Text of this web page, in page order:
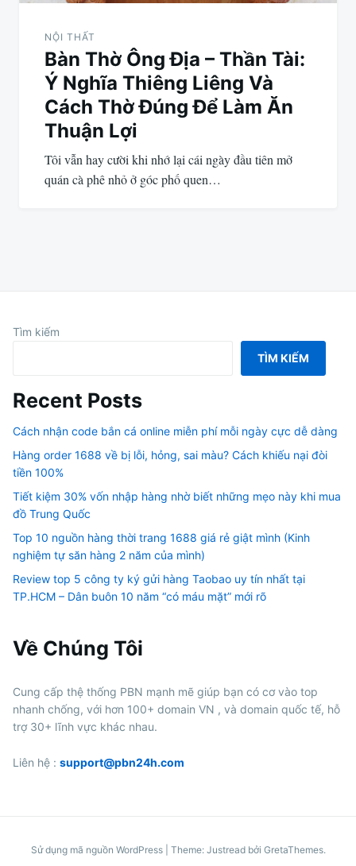
NỘI THẤT
Bàn Thờ Ông Địa – Thần Tài:
Ý Nghĩa Thiêng Liêng Và
Cách Thờ Đúng Để Làm Ăn
Thuận Lợi
Tôi vẫn hay cười khi nhớ lại cái ngày đầu tiên mở
quán cà phê nhỏ ở góc phố quen…
Tìm kiếm
TÌM KIẾM
Recent Posts
Cách nhận code bắn cá online miễn phí mỗi ngày cực dễ dàng
Hàng order 1688 về bị lỗi, hỏng, sai màu? Cách khiếu nại đòi
tiền 100%
Tiết kiệm 30% vốn nhập hàng nhờ biết những mẹo này khi mua
đồ Trung Quốc
Top 10 nguồn hàng thời trang 1688 giá rẻ giật mình (Kinh
nghiệm tự săn hàng 2 năm của mình)
Review top 5 công ty ký gửi hàng Taobao uy tín nhất tại
TP.HCM – Dân buôn 10 năm “có máu mặt” mới rõ
Về Chúng Tôi
Cung cấp thệ thống PBN mạnh mẽ giúp bạn có cơ vào top
nhanh chống, với hơn 100+ domain VN , và domain quốc tế, hỗ
trợ 30+ lĩnh vực khác nhau.
Liên hệ : support@pbn24h.com
Sử dụng mã nguồn WordPress Theme: Justread bởi GretaThemes.